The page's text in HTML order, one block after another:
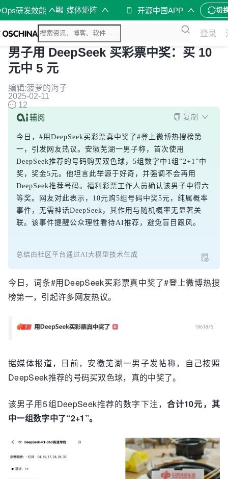
研发效能 媒体矩阵 开源中国APP 切
登录
男子用 DeepSeek 买彩票中奖：买 10
元中 5 元
编辑:菠萝的海子
2025-02-11
12
复制
今日，#用DeepSeek买彩票真中奖了#登上微博热搜榜第
一，引发网友热议。安徽芜湖一男子称，首次使用
DeepSeek推荐的号码购买双色球，5组数字中1组“2+1”中
奖，奖金5元。他坦言此举源于好奇，并强调不会再用
DeepSeek推荐号码。福利彩票工作人员确认该男子中得六
等奖。网友对此表示，10元购5组号码中奖5元，纯属概率
事件，无需神话DeepSeek，其作用与随机概率无显著关
联。该事件提醒公众理性看待AI推荐，避免盲目跟风。
总结由社区平台通过AI大模型技术生成
今日，词条#用DeepSeek买彩票真中奖了#登上微博热搜
榜第一，引起许多网友热议。
据媒体报道，日前，安徽芜湖一男子发帖称，自己按照
DeepSeek推荐的号码买双色球，真的中奖了。
该男子用5组DeepSeek推荐的数字下注， 合计10元，其
中一组数字中了“2+1”。